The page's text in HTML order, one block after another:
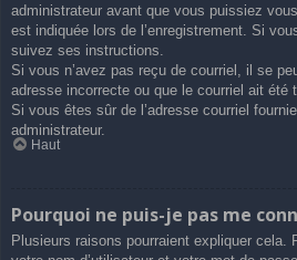
administrateur avant que vous puissiez
est indiquée lors de l’enregistrement. Si
suivez ses instructions.
Si vous n’avez pas reçu de courriel, il se
adresse incorrecte ou que le courriel ait été
Si vous êtes sûr de l’adresse courriel
administrateur.
Haut
Pourquoi ne puis-je pas me
Plusieurs raisons pourraient expliquer cela.